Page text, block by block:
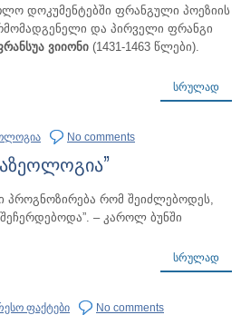
დოკუმენტებში ფრანგული პოეზიის
და პირველი ფრანგი
ვიიონი(1431-1463 წლები).
ᲡᲠᲣᲚᲐᲓ
No comments
პროგნოზირება რომ შეიძლებოდეს,
– კაროლ ბუნში
ᲡᲠᲣᲚᲐᲓ
ფაქტები No comments